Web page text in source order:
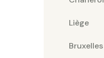
Liège
Bruxelles